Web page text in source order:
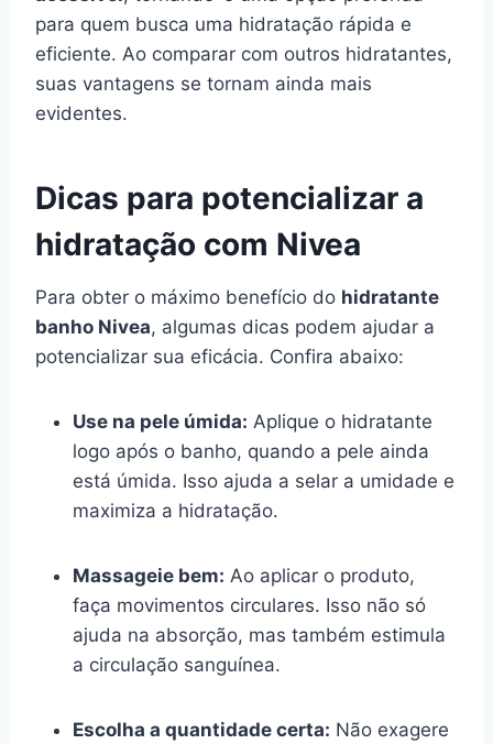
para quem busca uma hidratação rápida e
eficiente. Ao comparar com outros hidratantes,
suas vantagens se tornam ainda mais
evidentes.
Dicas para potencializar a
hidratação com Nivea
Para obter o máximo benefício do hidratante
banho Nivea, algumas dicas podem ajudar a
potencializar sua eficácia. Confira abaixo:
Use na pele úmida: Aplique o hidratante
logo após o banho, quando a pele ainda
está úmida. Isso ajuda a selar a umidade e
maximiza a hidratação.
Massageie bem: Ao aplicar o produto,
faça movimentos circulares. Isso não só
ajuda na absorção, mas também estimula
a circulação sanguínea.
Escolha a quantidade certa: Não exagere